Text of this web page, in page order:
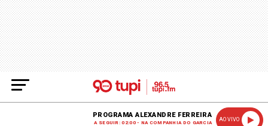
PROGRAMA ALEXANDRE FERREIRA
A SEGUIR: 02:00 - NA COMPANHIA DO GARCIA
AO VIVO